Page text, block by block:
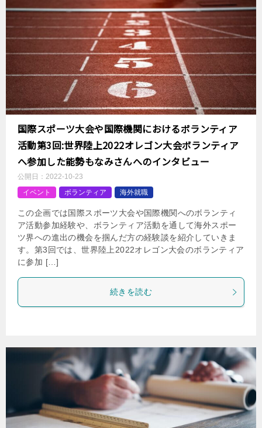
国際スポーツ大会や国際機関におけるボランティア
活動第3回:世界陸上2022オレゴン大会ボランティア
へ参加した能勢もなみさんへのインタビュー
公開日： 2022-10-23
イベント
ボランティア 海外就職
この企画では国際スポーツ大会や国際機関へのボランティ
ア活動参加経験や、ボランティア活動を通して海外スポー
ツ界への進出の機会を掴んだ方の経験談を紹介していきま
す。第3回では、世界陸上2022オレゴン大会のボランティア
に参加 […]
続きを読む